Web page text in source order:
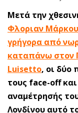
Μετά την
Φλοριαν
γρήγορα από
καταπάνω στον
Luisetto, οι δύο
τους face-off
αναμέτρησής
Λονδίνου αυτό